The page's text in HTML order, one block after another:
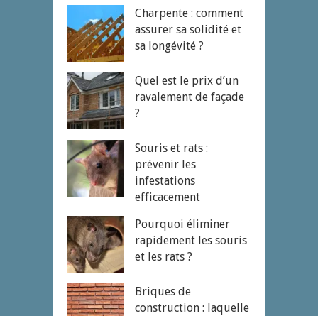
Charpente : comment
assurer sa solidité et
sa longévité ?
Quel est le prix d’un
ravalement de façade
?
Souris et rats :
prévenir les
infestations
efficacement
Pourquoi éliminer
rapidement les souris
et les rats ?
Briques de
construction : laquelle